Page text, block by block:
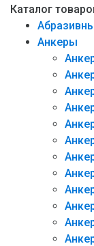
Каталог
Анкеры